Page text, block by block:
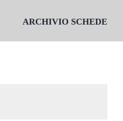
ARCHIVIO SCHEDE